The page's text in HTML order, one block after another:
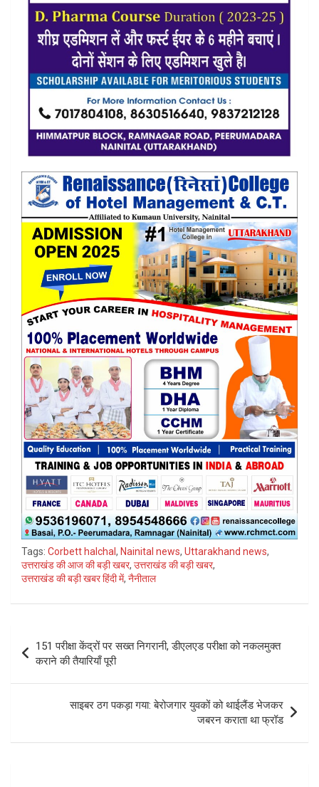
Tags: Corbett halchal, Nainital news, Uttarakhand news,
उत्तराखंड की आज की बड़ी खबर, उत्तराखंड की बड़ी खबर,
उत्तराखंड की बड़ी खबर हिंदी में, नैनीताल
navigation
151 परीक्षा केंद्रों पर सख्त निगरानी, डीएलएड परीक्षा को नकलमुक्त
कराने की तैयारियाँ पूरी
साइबर ठग पकड़ा गया: बेरोजगार युवकों को थाईलैंड भेजकर
जबरन कराता था फ्रॉड